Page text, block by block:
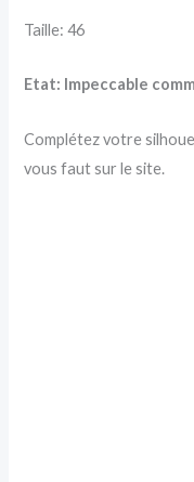
Taille: 46
Etat: Impeccable
Complétez votre
vous faut sur le site.